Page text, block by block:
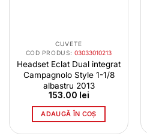
CUVETE
COD PRODUS:03033010213
Headset Eclat Dual integrat
Campagnolo Style 1-1/8
albastru 2013
153.00 lei
ADAUGĂ ÎN COȘ